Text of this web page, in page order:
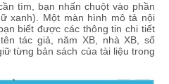
tìm, bạn nhấn chuột vào phần
xanh). Một màn hình mô tả nội
biết được các thông tin chi tiết
tác giả, năm XB, nhà XB, số
từng bản sách của tài liệu trong